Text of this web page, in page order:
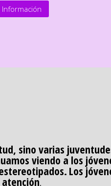
Información
sino varias
viendo a los
Los
.